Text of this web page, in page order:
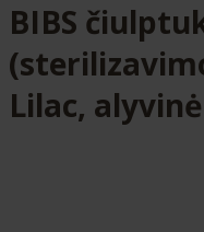
BIBS
Lilac, alyvinė